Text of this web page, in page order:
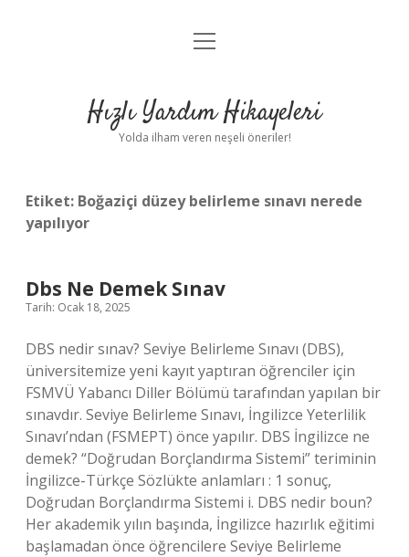
Anasayfa
Yasal Uyarı
menüyü
Hızlı Yardım Hikayeleri
Yolda ilham veren neşeli öneriler!
Etiket: Boğaziçi düzey belirleme sınavı nerede
yapılıyor
Dbs Ne Demek Sınav
Tarih: Ocak 18, 2025
DBS nedir sınav? Seviye Belirleme Sınavı (DBS),
üniversitemize yeni kayıt yaptıran öğrenciler için
FSMVÜ Yabancı Diller Bölümü tarafından yapılan bir
sınavdır. Seviye Belirleme Sınavı, İngilizce Yeterlilik
Sınavı’ndan (FSMEPT) önce yapılır. DBS İngilizce ne
demek? “Doğrudan Borçlandırma Sistemi” teriminin
İngilizce-Türkçe Sözlükte anlamları : 1 sonuç,
Doğrudan Borçlandırma Sistemi i. DBS nedir boun?
Her akademik yılın başında, İngilizce hazırlık eğitimi
başlamadan önce öğrencilere Seviye Belirleme